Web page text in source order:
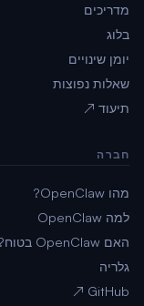
מדריכים
בלוג
יומן שינויים
שאלות נפוצות
תיעוד ↗
חברה
מהו OpenClaw?
למה OpenClaw
האם OpenClaw בטוח?
גלריה
GitHub ↗